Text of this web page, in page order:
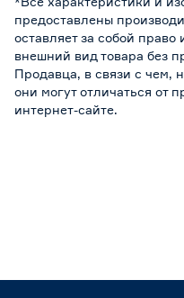
предоставлены
оставляет за собой
внешний вид товара без
Продавца, в связи с чем,
они могут отличаться от
интернет-сайте.